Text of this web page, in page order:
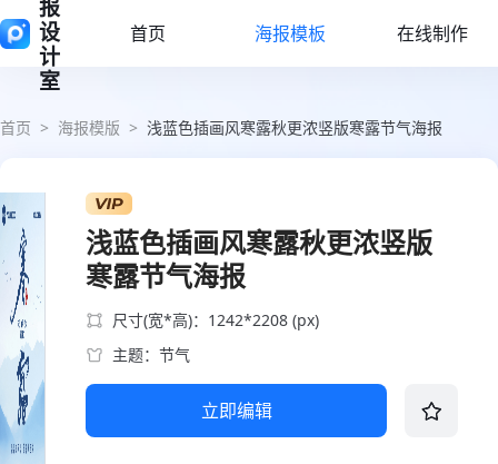
报
设
计
室
首页 海报模板 在线制作
首页 > 海报模版 > 浅蓝色插画风寒露秋更浓竖版寒露节气海报
浅蓝色插画风寒露秋更浓竖版
寒露节气海报
尺寸(宽*高)：1242*2208 (px)
主题：节气
立即编辑